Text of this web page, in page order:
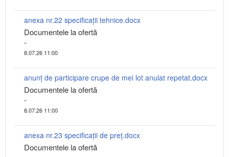
anexa nr.22 specificații tehnice.docx
Documentele la ofertă
-
8.07.26 11:00
anunț de participare crupe de mei lot anulat repetat.docx
Documentele la ofertă
-
8.07.26 11:00
anexa nr.23 specificații de preț.docx
Documentele la ofertă